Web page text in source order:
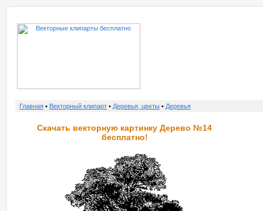
Главная • Векторный клипарт • Деревья, цветы • Деревья
Скачать векторную картинку Дерево №14
бесплатно!